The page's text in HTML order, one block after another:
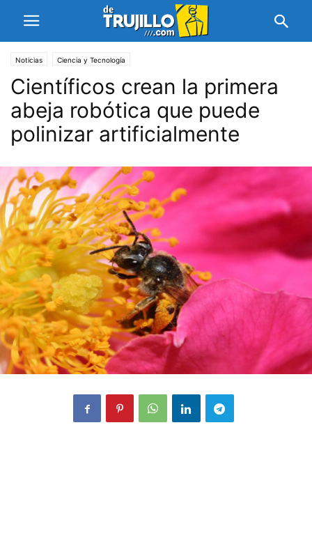
Noticias Ciencia y Tecnología
Científicos crean la primera
abeja robótica que puede
polinizar artificialmente